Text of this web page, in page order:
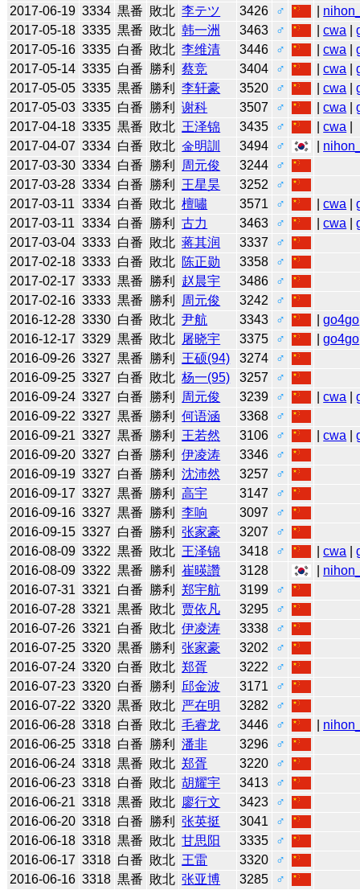
2017-06-19 3334 黒番 敗北 李テツ 3426 ♂
2017-05-18 3335 黒番 敗北 韩一洲 3463 ♂ |cwa |
2017-05-16 3335 白番 敗北 李维清 3446 ♂ |cwa |
2017-05-14 3335 白番 勝利 蔡竞 3404 ♂ |cwa |
2017-05-05 3335 黒番 勝利 李轩豪 3520 ♂ |cwa |
2017-05-03 3335 白番 勝利 谢科 3507 ♂ |cwa |
2017-04-18 3335 黒番 敗北 王泽锦 3435 ♂ |cwa
2017-04-07 3334 白番 敗北 金明訓 3494 ♂
2017-03-30 3334 白番 勝利 周元俊 3244
♂
2017-03-28 3334 白番 勝利 王星昊 3252
♂
2017-03-11 3334 白番 敗北 檀嘯 3571 ♂ |cwa |
2017-03-11 3334 白番 勝利 古力 3463 ♂ |cwa |
2017-03-04 3333 白番 敗北 蒋其润 3337
♂
2017-02-18 3333 白番 敗北 陈正勋 3358
♂
2017-02-17 3333 黒番 勝利 赵晨宇 3486
♂
2017-02-16 3333 黒番 勝利 周元俊 3242
♂
2016-12-28 3330 白番 敗北 尹航 3343 ♂ |go4go
2016-12-17 3329 黒番 敗北 屠晓宇 3375 ♂ |go4go
2016-09-26 3327 黒番 勝利 王硕(94) 3274
♂
2016-09-25 3327 白番 敗北 杨一(95) 3257
♂
2016-09-24 3327 白番 勝利 周元俊 3239 ♂ |cwa |
2016-09-22 3327 黒番 勝利 何语涵 3368
♂
2016-09-21 3327 黒番 勝利 王若然 3106 ♂ |cwa |
2016-09-20 3327 白番 勝利 伊凌涛 3346
♂
2016-09-19 3327 白番 勝利 沈沛然 3257
♂
2016-09-17 3327 黒番 勝利 高宇 3147
♂
2016-09-16 3327 黒番 勝利 李响 3097
♂
2016-09-15 3327 白番 勝利 张家豪 3207
♂
2016-08-09 3322 黒番 敗北 王泽锦 3418 ♂ |cwa |
2016-08-09 3322 黒番 勝利 崔暎讚 3128
2016-07-31 3321 白番 勝利 郑宇航 3199
♂
2016-07-28 3321 黒番 敗北 贾依凡 3295
♂
2016-07-26 3321 白番 敗北 伊凌涛 3338
♂
2016-07-25 3320 黒番 勝利 张家豪 3202
♂
2016-07-24 3320 白番 敗北 郑胥 3222
♂
2016-07-23 3320 白番 勝利 邱金波 3171
♂
2016-07-22 3320 黒番 敗北 严在明 3282
♂
2016-06-28 3318 白番 敗北 毛睿龙 3446 ♂
2016-06-25 3318 白番 勝利 潘非 3296
♂
2016-06-24 3318 黒番 敗北 郑胥 3220
♂
2016-06-23 3318 白番 敗北 胡耀宇 3413
♂
2016-06-21 3318 黒番 敗北 廖行文 3423
♂
2016-06-20 3318 白番 勝利 张英挺 3041
♂
2016-06-18 3318 黒番 敗北 甘思阳 3335
♂
2016-06-17 3318 白番 敗北 王雷 3320
♂
2016-06-16 3318 黒番 敗北 张亚博 3285
♂